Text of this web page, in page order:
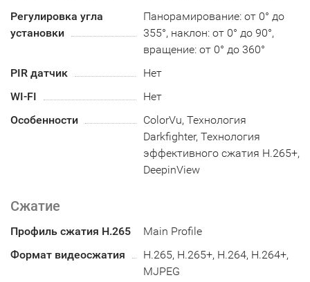
Регулировка угла
установки
Панорамирование: от 0° до
355°, наклон: от 0° до 90°,
вращение: от 0° до 360°
PIR датчик
Нет
WI-FI
Нет
Особенности
ColorVu, Технология
Darkfighter, Технология
эффективного сжатия H.265+,
DeepinView
Сжатие
Профиль сжатия H.265
Main Profile
Формат видеосжатия
H.265, H.265+, H.264, H.264+,
MJPEG